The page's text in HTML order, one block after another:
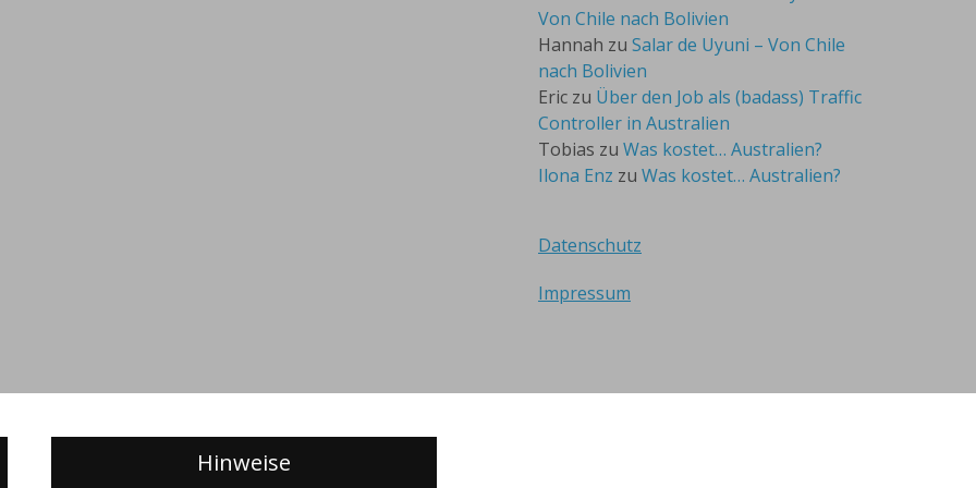
Von Chile nach Bolivien
Hannah zu Salar de Uyuni – Von Chile
nach Bolivien
Eric zu Über den Job als (badass) Traffic
Controller in Australien
Tobias zu Was kostet… Australien?
Ilona Enz zu Was kostet… Australien?
Datenschutz
Impressum
Hinweise